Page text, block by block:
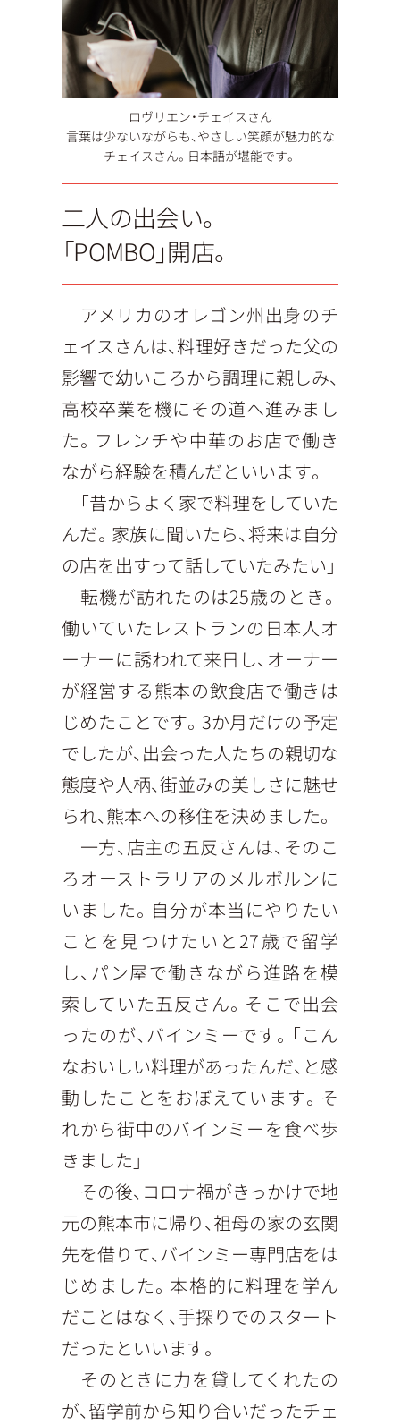
ロヴリエン・チェイスさん
言葉は少ないながらも、やさしい笑顔が魅力的な
チェイスさん。日本語が堪能です。
二人の出会い。
「POMBO」開店。
アメリカのオレゴン州出身のチ
ェイスさんは、料理好きだった父の
影響で幼いころから調理に親しみ、
高校卒業を機にその道へ進みまし
た。フレンチや中華のお店で働き
ながら経験を積んだといいます。
「昔からよく家で料理をしていた
んだ。家族に聞いたら、将来は自分
の店を出すって話していたみたい」
転機が訪れたのは25歳のとき。
働いていたレストランの日本人オ
ーナーに誘われて来日し、オーナー
が経営する熊本の飲食店で働きは
じめたことです。3か月だけの予定
でしたが、出会った人たちの親切な
態度や人柄、街並みの美しさに魅せ
られ、熊本への移住を決めました。
一方、店主の五反さんは、そのこ
ろオーストラリアのメルボルンに
いました。自分が本当にやりたい
ことを見つけたいと27歳で留学
し、パン屋で働きながら進路を模
索していた五反さん。そこで出会
ったのが、バインミーです。「こん
なおいしい料理があったんだ、と感
動したことをおぼえています。そ
れから街中のバインミーを食べ歩
きました」
その後、コロナ禍がきっかけで地
元の熊本市に帰り、祖母の家の玄関
先を借りて、バインミー専門店をは
じめました。本格的に料理を学ん
だことはなく、手探りでのスタート
だったといいます。
そのときに力を貸してくれたの
が、留学前から知り合いだったチェ